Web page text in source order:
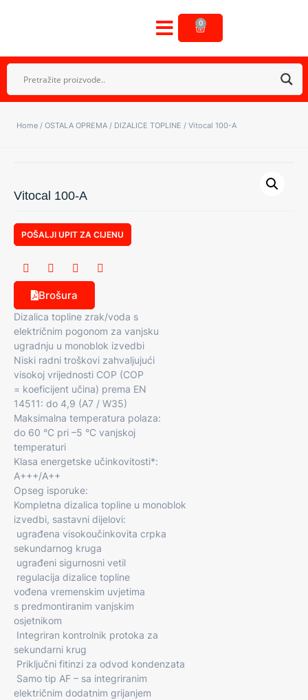
0
Home / OSTALA OPREMA / DIZALICE TOPLINE / Vitocal 100-A
Vitocal 100-A
POŠALJI UPIT ZA CIJENU
Brošura
Dizalica topline zrak/voda s
električnim pogonom za vanjsku
ugradnju u monoblok izvedbi
Niski radni troškovi zahvaljujući
visokoj vrijednosti COP (COP
= koeficijent učina) prema EN
14511: do 4,9 (A7 / W35)
Maksimalna temperatura polaza:
do 60 °C pri –5 °C vanjskoj
temperaturi
Klasa energetske učinkovitosti*:
A+++/A++
Opseg isporuke:
Kompletna dizalica topline u monoblok
izvedbi, sastavni dijelovi:
 ugrađena visokoučinkovita crpka
sekundarnog kruga
 ugrađeni sigurnosni vetil
 regulacija dizalice topline
vođena vremenskim uvjetima
s predmontiranim vanjskim
osjetnikom
 Integriran kontrolnik protoka za
sekundarni krug
 Priključni fitinzi za odvod kondenzata
 Samo tip AF – sa integriranim
električnim dodatnim grijanjem